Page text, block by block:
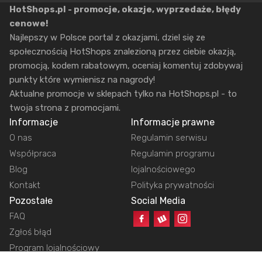
HotShops.pl - promocje, okazje, wyprzedaże, błędy
cenowe!
Najlepszy w Polsce portal z okazjami, dziel się ze
społecznością HotShops znalezioną przez ciebie okazją,
promocją, kodem rabatowym, oceniaj komentuj zdobywaj
punkty które wymienisz na nagrody!
Aktualne promocje w sklepach tylko na HotShops.pl - to
twoja strona z promocjami.
Informacje
O nas
Współpraca
Blog
Kontakt
Informacje prawne
Regulamin serwisu
Regulamin programu
lojalnościowego
Polityka prywatności
Pozostałe
FAQ
Zgłoś błąd
Program lojalnościowy
Social Media